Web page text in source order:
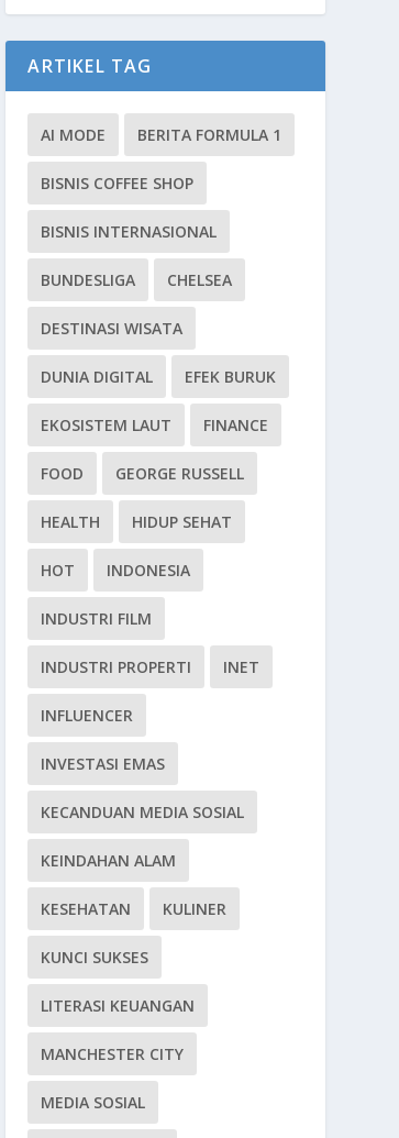
ARTIKEL TAG
AI MODE BERITA FORMULA 1
BISNIS COFFEE SHOP
BISNIS INTERNASIONAL
BUNDESLIGA CHELSEA
DESTINASI WISATA
DUNIA DIGITAL EFEK BURUK
EKOSISTEM LAUT FINANCE
FOOD GEORGE RUSSELL
HEALTH HIDUP SEHAT
HOT INDONESIA
INDUSTRI FILM
INDUSTRI PROPERTI INET
INFLUENCER
INVESTASI EMAS
KECANDUAN MEDIA SOSIAL
KEINDAHAN ALAM
KESEHATAN KULINER
KUNCI SUKSES
LITERASI KEUANGAN
MANCHESTER CITY
MEDIA SOSIAL